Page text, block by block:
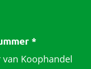
*
Koophandel